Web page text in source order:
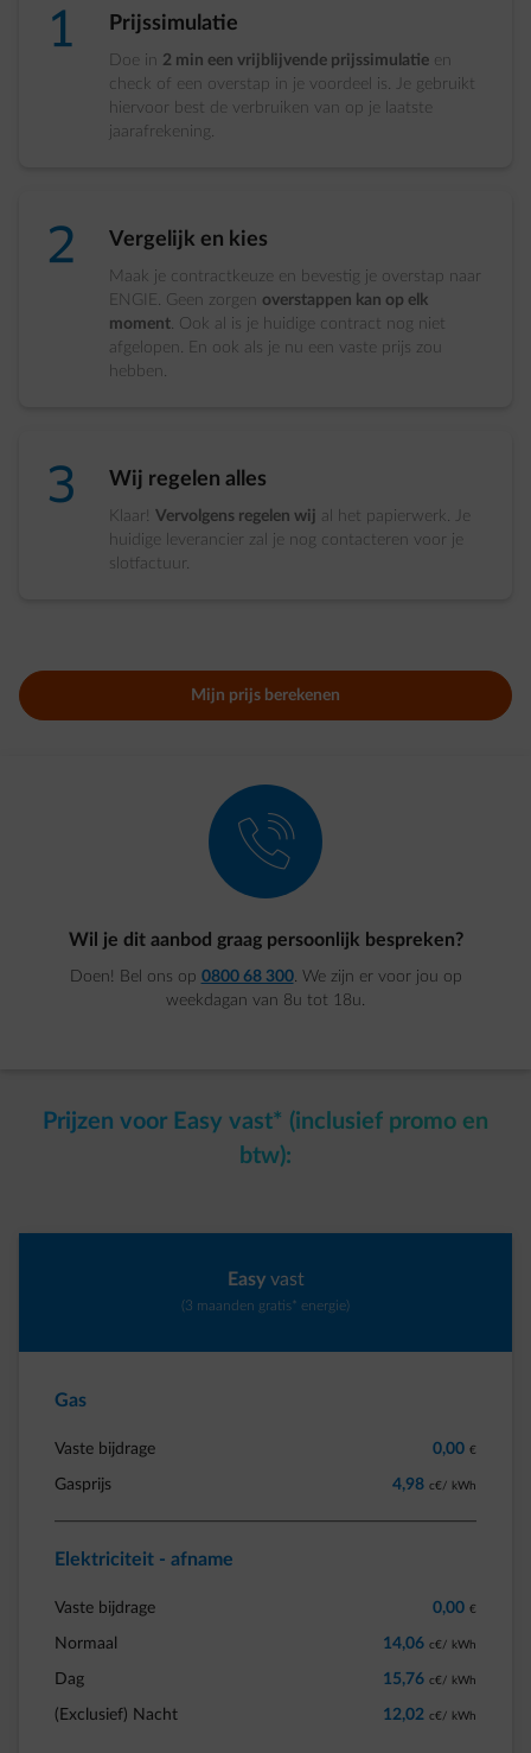
number-1 Prijssimulatie
Doe in 2 min een vrijblijvende prijssimulatie en
check of een overstap in je voordeel is. Je gebruikt
hiervoor best de verbruiken van op je laatste
jaarafrekening.
number-2 Vergelijk en kies
Maak je contractkeuze en bevestig je overstap naar
ENGIE. Geen zorgen overstappen kan op elk
moment. Ook al is je huidige contract nog niet
afgelopen. En ook als je nu een vaste prijs zou
hebben.
number-3 Wij regelen alles
Klaar! Vervolgens regelen wij al het papierwerk. Je
huidige leverancier zal je nog contacteren voor je
slotfactuur.
Mijn prijs berekenen
element-call
Wil je dit aanbod graag persoonlijk bespreken?
Doen! Bel ons op 0800 68 300. We zijn er voor jou op
weekdagan van 8u tot 18u.
Prijzen voor Easy vast* (inclusief promo en
btw):
Easyvast
(3 maanden gratis* energie)
Gas
Vaste bijdrage 0,00 €
Gasprijs 4,98 c€/ kWh
Elektriciteit - afname
Vaste bijdrage 0,00 €
Normaal 14,06 c€/ kWh
Dag 15,76 c€/ kWh
(Exclusief) Nacht 12,02 c€/ kWh